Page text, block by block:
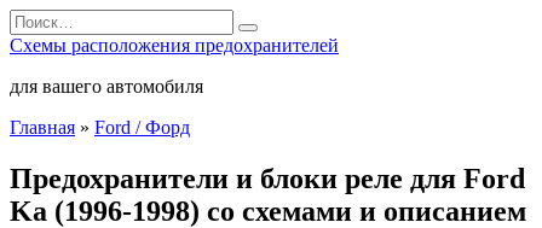
Перейти
к
содержанию
Search
for:
Схемы расположения предохранителей
для вашего автомобиля
Главная » Ford / Форд
Предохранители и блоки реле для Ford
Ka (1996-1998) со схемами и описанием